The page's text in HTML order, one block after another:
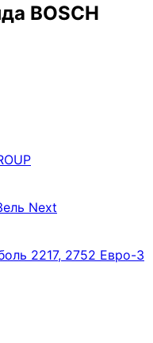
BOSCH
Next
2217, 2752 Евро-3